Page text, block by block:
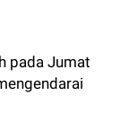
pada Jumat